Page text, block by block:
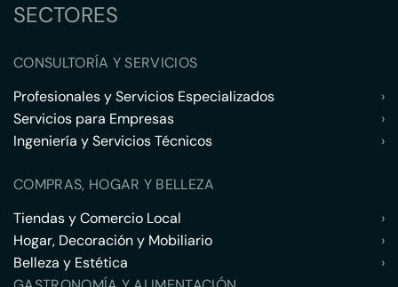
SECTORES
CONSULTORÍA Y SERVICIOS
Profesionales y Servicios Especializados
›
Servicios para Empresas
›
Ingeniería y Servicios Técnicos
›
COMPRAS, HOGAR Y BELLEZA
Tiendas y Comercio Local
›
Hogar, Decoración y Mobiliario
›
Belleza y Estética
›